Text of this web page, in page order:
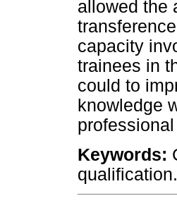
allowed the
capacity
trainees in
could to
knowledge
Keywords: